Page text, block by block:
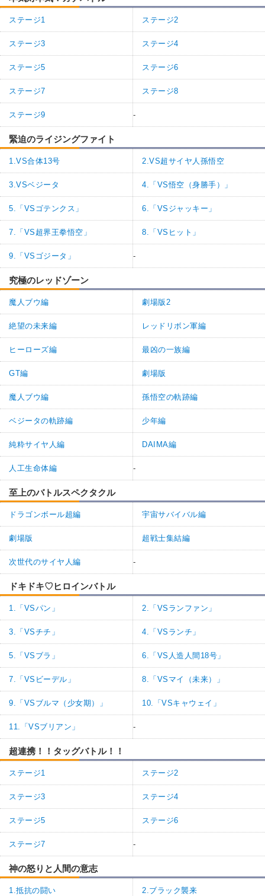
ステージ1 ステージ2
ステージ3 ステージ4
ステージ5 ステージ6
ステージ7 ステージ8
ステージ9 -
緊迫のライジングファイト
1.VS合体13号 2.VS超サイヤ人孫悟空
3.VSベジータ 4.「VS悟空（身勝手）」
5.「VSゴテンクス」 6.「VSジャッキー」
7.「VS超界王拳悟空」 8.「VSヒット」
9.「VSゴジータ」 -
究極のレッドゾーン
魔人ブウ編 劇場版2
絶望の未来編 レッドリボン軍編
ヒーローズ編 最凶の一族編
GT編 劇場版
魔人ブウ編 孫悟空の軌跡編
ベジータの軌跡編 少年編
純粋サイヤ人編 DAIMA編
人工生命体編 -
至上のバトルスペクタクル
ドラゴンボール超編 宇宙サバイバル編
劇場版 超戦士集結編
次世代のサイヤ人編 -
ドキドキ♡ヒロインバトル
1.「VSパン」 2.「VSランファン」
3.「VSチチ」 4.「VSランチ」
5.「VSブラ」 6.「VS人造人間18号」
7.「VSビーデル」 8.「VSマイ（未来）」
9.「VSブルマ（少女期）」 10.「VSキャウェイ」
11.「VSブリアン」 -
超連携！！タッグバトル！！
ステージ1 ステージ2
ステージ3 ステージ4
ステージ5 ステージ6
ステージ7 -
神の怒りと人間の意志
1.抵抗の闘い 2.ブラック襲来